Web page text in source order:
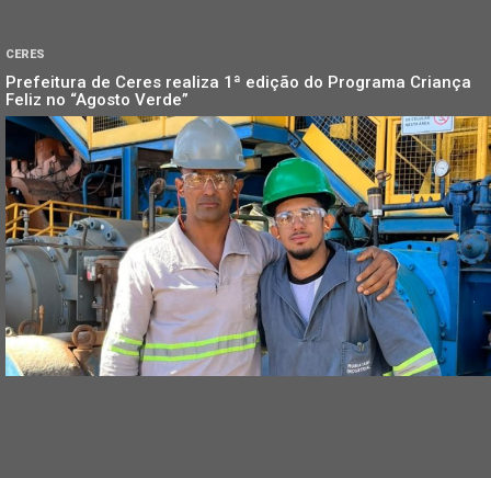
CERES
Prefeitura de Ceres realiza 1ª edição do Programa Criança
Feliz no “Agosto Verde”